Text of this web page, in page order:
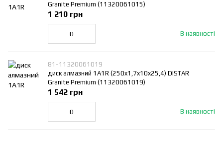
Granite Premium (11320061015)
В наявності
1 210 грн
81-11320061019
диск алмазний 1A1R (250x1,7x10x25,4) DISTAR
Granite Premium (11320061019)
В наявності
1 542 грн